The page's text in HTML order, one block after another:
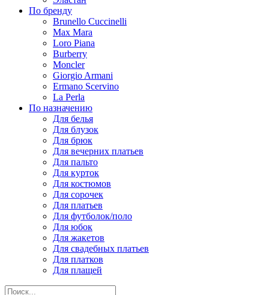
По бренду
Brunello Cuccinelli
Max Mara
Loro Piana
Burberry
Moncler
Giorgio Armani
Ermano Scervino
La Perla
По назначению
Для белья
Для блузок
Для брюк
Для вечерних платьев
Для пальто
Для курток
Для костюмов
Для сорочек
Для платьев
Для футболок/поло
Для юбок
Для жакетов
Для свадебных платьев
Для платков
Для плащей